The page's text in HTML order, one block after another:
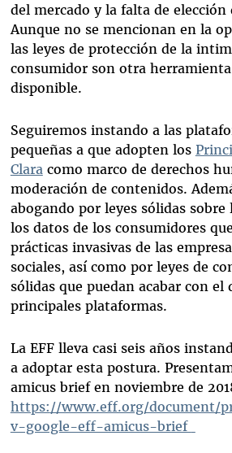
del mercado y la falta de elección
Aunque no se mencionan en la
las leyes de protección de la
consumidor son otra
disponible.
Seguiremos instando a las
pequeñas a que adopten los
Clara como marco de derechos
moderación de contenidos.
abogando por leyes sólidas sobre
los datos de los consumidores
prácticas invasivas de las
sociales, así como por leyes de
sólidas que puedan acabar con el
principales plataformas.
La EFF lleva casi seis años
a adoptar esta postura.
amicus brief en noviembre de
https://www.eff.org/document/
v-google-eff-amicus-brief